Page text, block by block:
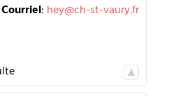
Courriel: hey@ch-st-vaury.fr